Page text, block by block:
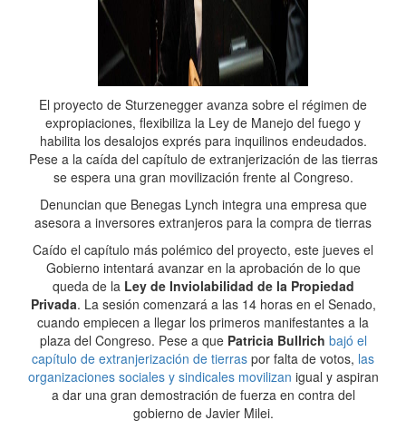
El proyecto de Sturzenegger avanza sobre el régimen de
expropiaciones, flexibiliza la Ley de Manejo del fuego y
habilita los desalojos exprés para inquilinos endeudados.
Pese a la caída del capítulo de extranjerización de las tierras
se espera una gran movilización frente al Congreso.
Denuncian que Benegas Lynch integra una empresa que
asesora a inversores extranjeros para la compra de tierras
Caído el capítulo más polémico del proyecto, este jueves el
Gobierno intentará avanzar en la aprobación de lo que
queda de la Ley de Inviolabilidad de la Propiedad
Privada. La sesión comenzará a las 14 horas en el Senado,
cuando empiecen a llegar los primeros manifestantes a la
plaza del Congreso. Pese a que Patricia Bullrich bajó el
capítulo de extranjerización de tierras por falta de votos, las
organizaciones sociales y sindicales movilizan igual y aspiran
a dar una gran demostración de fuerza en contra del
gobierno de Javier Milei.